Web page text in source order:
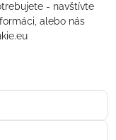
- navštívte
alebo nás